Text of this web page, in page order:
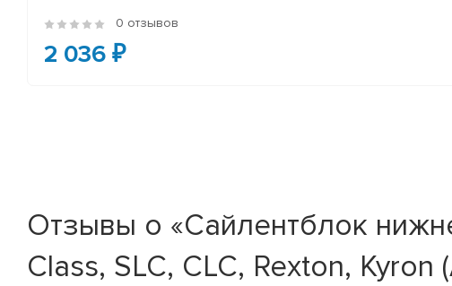
0 отзывов
2 036 ₽
Отзывы о «Сайлентблок
Class, SLC, CLC, Rexton, Kyron